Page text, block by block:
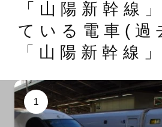
「山陽新幹線
ている電車(過
「山陽新幹線
1